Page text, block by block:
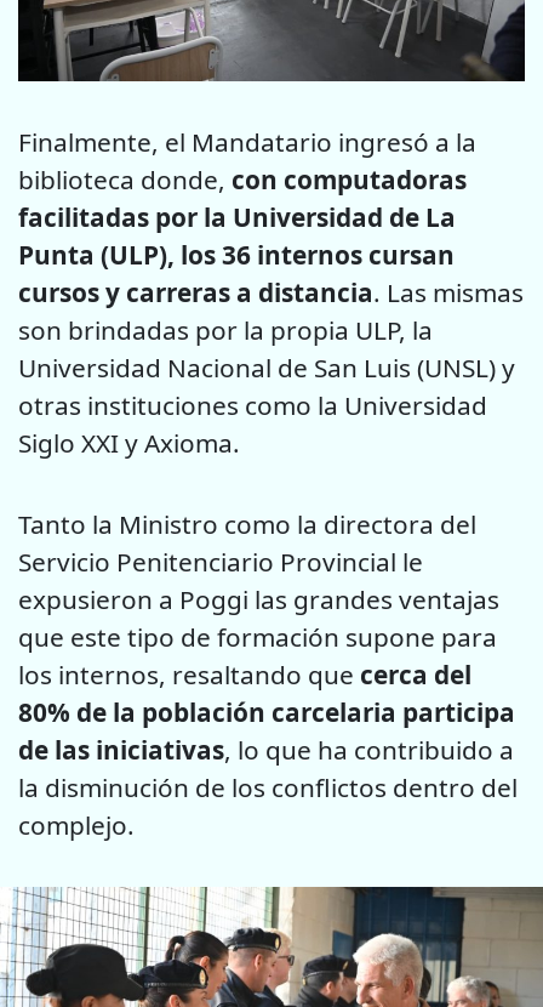
Finalmente, el Mandatario ingresó a la
biblioteca donde, con computadoras
facilitadas por la Universidad de La
Punta (ULP), los 36 internos cursan
cursos y carreras a distancia. Las mismas
son brindadas por la propia ULP, la
Universidad Nacional de San Luis (UNSL) y
otras instituciones como la Universidad
Siglo XXI y Axioma.
Tanto la Ministro como la directora del
Servicio Penitenciario Provincial le
expusieron a Poggi las grandes ventajas
que este tipo de formación supone para
los internos, resaltando que cerca del
80% de la población carcelaria participa
de las iniciativas, lo que ha contribuido a
la disminución de los conflictos dentro del
complejo.